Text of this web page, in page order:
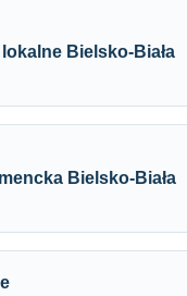
Bielsko-Biała
Bielsko-Biała